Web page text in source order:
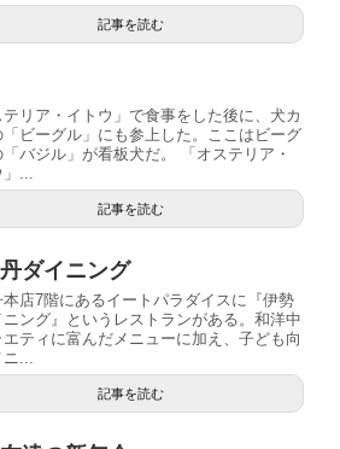
記事を読む
テリア・イトウ」で食事をした後に、犬カ
「ビーグル」にも参上した。ここはビーグ
「バジル」が看板犬だ。 「オステリア・
」...
記事を読む
ダイニング
店7階にあるイートパラダイスに『伊勢
ング』というレストランがある。和洋中
ティに富んだメニューに加え、子ども向
ニ...
記事を読む